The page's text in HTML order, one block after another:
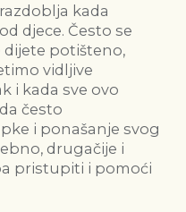
kada
djece. Često se
dijete potišteno,
vidljive
i kada sve ovo
često
i ponašanje svog
drugačije i
pristupiti i pomoći